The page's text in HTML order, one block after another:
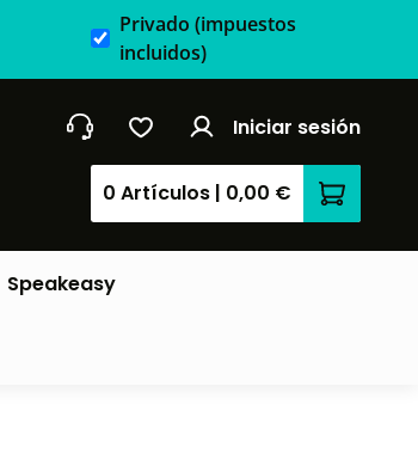
Privado (impuestos
incluidos)
Iniciar sesión
0 Artículos | 0,00 € El
Speakeasy